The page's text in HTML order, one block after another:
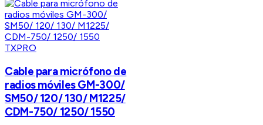
TXPRO
Cable para micrófono de
radios móviles GM-300/
SM50/ 120/ 130/ M1225/
CDM-750/ 1250/ 1550